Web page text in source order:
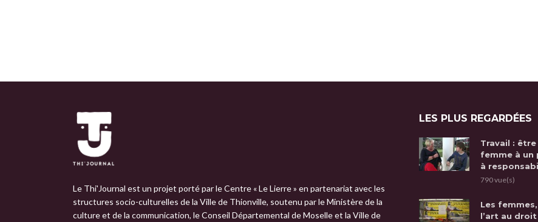
Le Thi'Journal est un projet porté par le Centre « Le Lierre » en partenariat avec les
structures socio-culturelles de la Ville de Thionville, soutenu par le Ministère de la
culture et de la communication, le Conseil Départemental de Moselle et la Ville de
LES PLUS REGARDÉES
Travail : être
femme à un
à
790 vue(s)
Les
l’art au